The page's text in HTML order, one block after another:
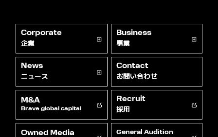
Corporate
企業
Business
事業
News
ニュース
Contact
お問い合わせ
M&A
Brave global capital
Recruit
採用
Owned Media General Audition